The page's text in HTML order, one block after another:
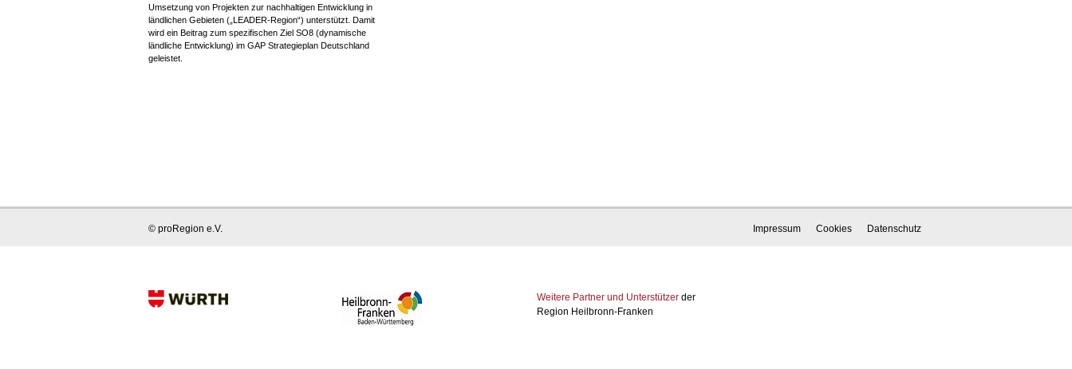
Umsetzung von Projekten zur nachhaltigen Entwicklung in
ländlichen Gebieten („LEADER-Region“) unterstützt. Damit
wird ein Beitrag zum spezifischen Ziel SO8 (dynamische
ländliche Entwicklung) im GAP Strategieplan Deutschland
geleistet.
© proRegion e.V. Impressum Cookies Datenschutz
Weitere Partner und Unterstützerder
Region Heilbronn-Franken